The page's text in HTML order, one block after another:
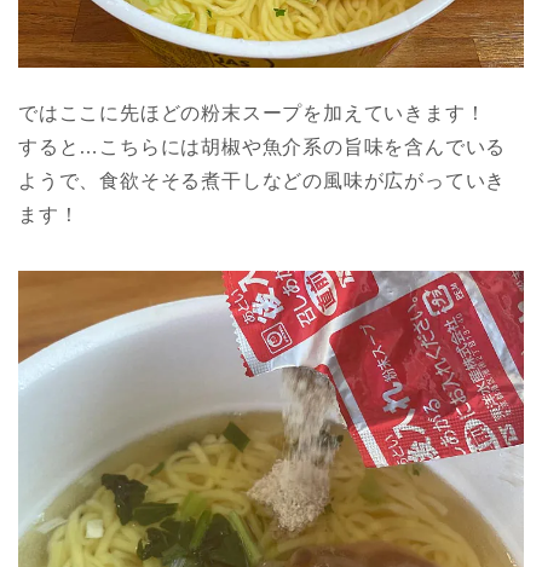
ではここに先ほどの粉末スープを加えていきます！
すると…こちらには胡椒や魚介系の旨味を含んでいる
ようで、食欲そそる煮干しなどの風味が広がっていき
ます！